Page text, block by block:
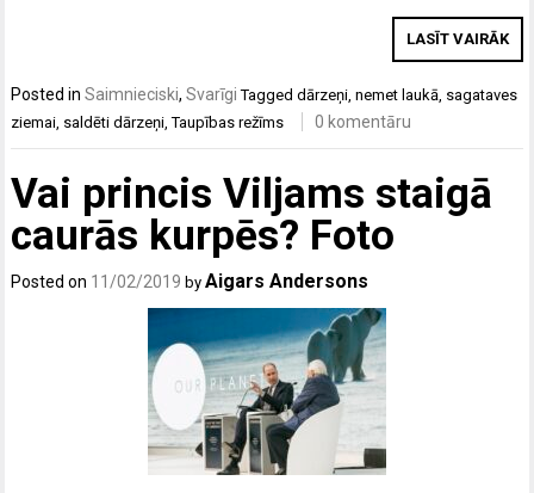
LASĪT VAIRĀK
Posted inSaimnieciski,Svarīgi Taggeddārzeņi,nemet laukā, sagataves
ziemai, saldēti dārzeņi,Taupības režīms 0 komentāru
Vai princis Viljams staigā
caurās kurpēs? Foto
Posted on 11/02/2019 byAigars Andersons